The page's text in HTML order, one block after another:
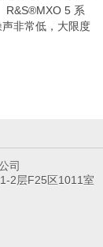
R&S®MXO 5 系
非常低，大限度
司
2层F25区1011室